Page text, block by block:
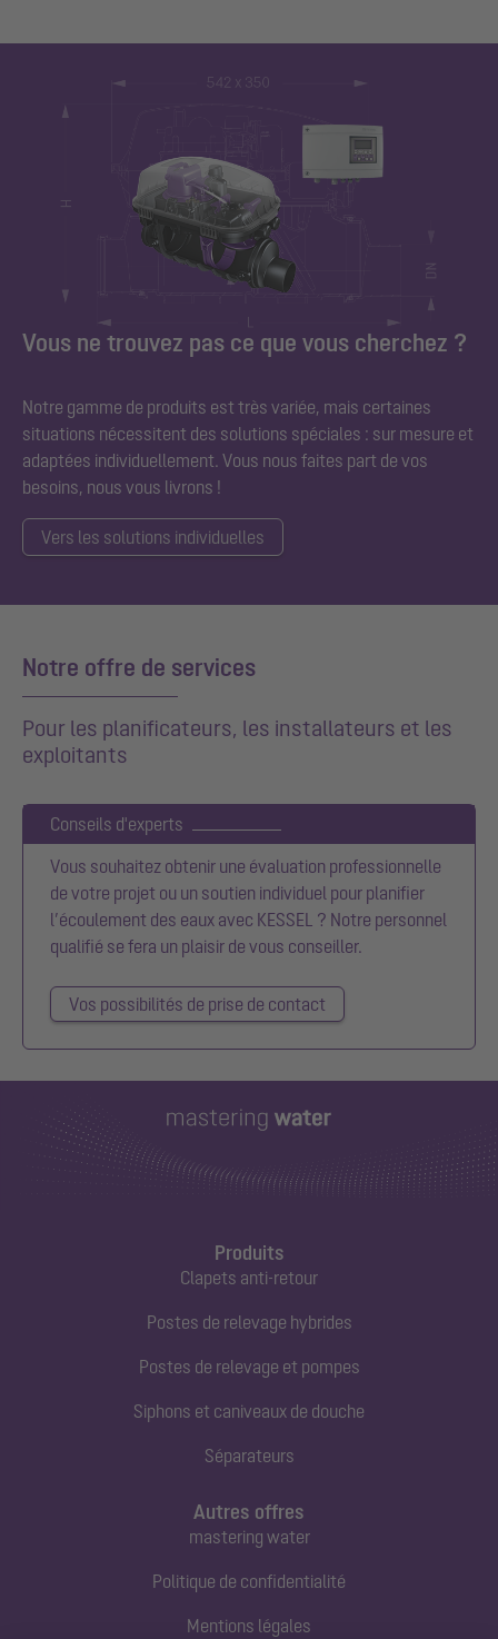
Vous ne trouvez pas ce que vous cherchez ?
Notre gamme de produits est très variée, mais certaines
situations nécessitent des solutions spéciales : sur mesure et
adaptées individuellement. Vous nous faites part de vos
besoins, nous vous livrons !
Vers les solutions individuelles
Notre offre de services
Pour les planificateurs, les installateurs et les
exploitants
Conseils d'experts
Vous souhaitez obtenir une évaluation professionnelle
de votre projet ou un soutien individuel pour planifier
l’écoulement des eaux avec KESSEL ? Notre personnel
qualifié se fera un plaisir de vous conseiller.
Vos possibilités de prise de contact
Produits
Clapets anti-retour
Postes de relevage hybrides
Postes de relevage et pompes
Siphons et caniveaux de douche
Séparateurs
Autres offres
mastering water
Politique de confidentialité
Mentions légales